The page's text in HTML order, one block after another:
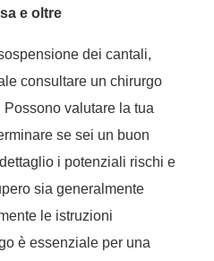
e oltre
dei cantali,
consultare un chirurgo
valutare la tua
se sei un buon
i potenziali rischi e
sia generalmente
le istruzioni
è essenziale per una